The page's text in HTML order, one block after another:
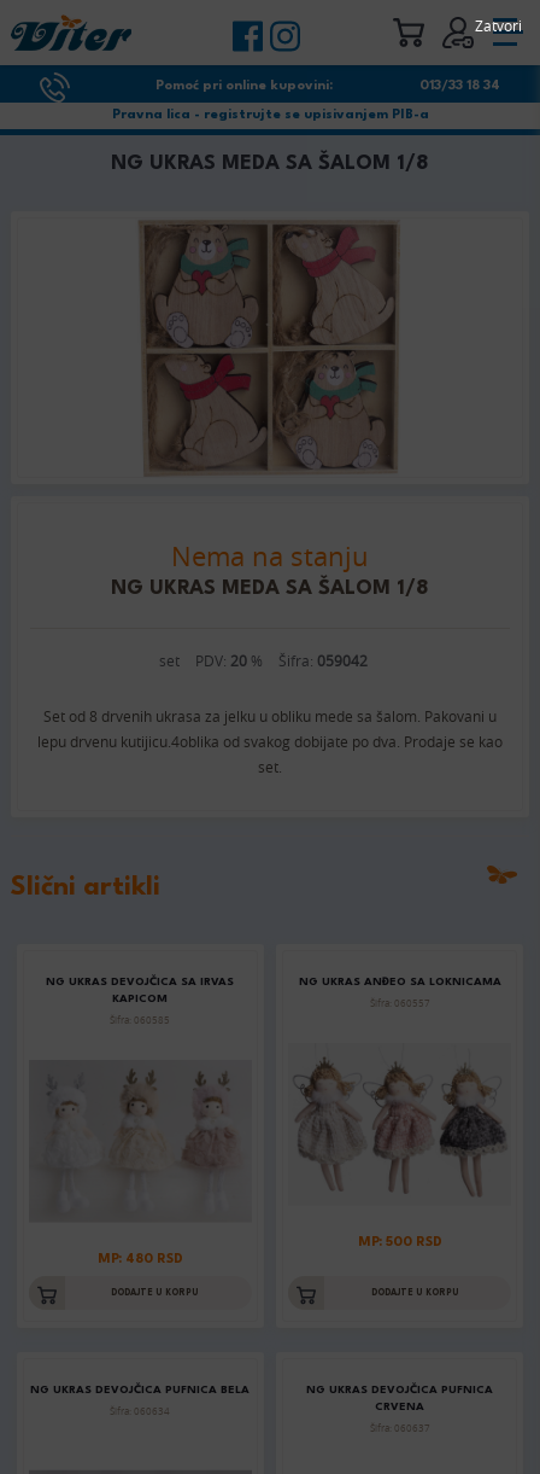
Pomoć pri online kupovini: 013/33 18 34
Pravna lica - registrujte se upisivanjem PIB-a
NG UKRAS MEDA SA ŠALOM 1/8
Nema na stanju
NG UKRAS MEDA SA ŠALOM 1/8
set PDV: 20 % Šifra: 059042
Set od 8 drvenih ukrasa za jelku u obliku mede sa šalom. Pakovani u
lepu drvenu kutijicu.4oblika od svakog dobijate po dva. Prodaje se kao
set.
Slični artikli
NG UKRAS DEVOJČICA SA IRVAS
KAPICOM
Šifra: 060585
MP: 480 RSD
DODAJTE U KORPU
NG UKRAS ANĐEO SA LOKNICAMA
Šifra: 060557
MP: 500 RSD
DODAJTE U KORPU
NG UKRAS DEVOJČICA PUFNICA BELA
Šifra: 060634
NG UKRAS DEVOJČICA PUFNICA
CRVENA
Šifra: 060637
Zatvori